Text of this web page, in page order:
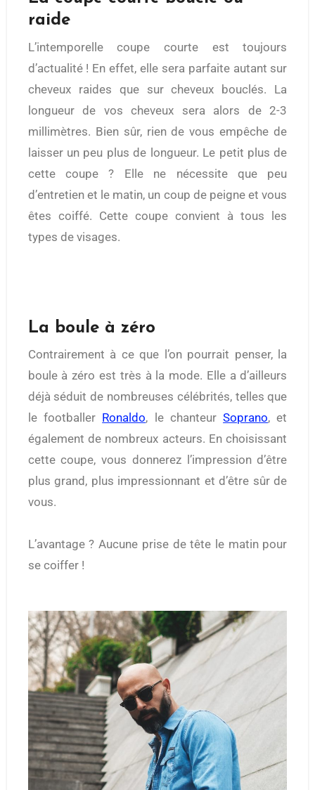
raide
L’intemporelle coupe courte est toujours
d’actualité ! En effet, elle sera parfaite autant sur
cheveux raides que sur cheveux bouclés. La
longueur de vos cheveux sera alors de 2-3
millimètres. Bien sûr, rien de vous empêche de
laisser un peu plus de longueur. Le petit plus de
cette coupe ? Elle ne nécessite que peu
d’entretien et le matin, un coup de peigne et vous
êtes coiffé. Cette coupe convient à tous les
types de visages.
La boule à zéro
Contrairement à ce que l’on pourrait penser, la
boule à zéro est très à la mode. Elle a d’ailleurs
déjà séduit de nombreuses célébrités, telles que
le footballer Ronaldo, le chanteurSoprano, et
également de nombreux acteurs. En choisissant
cette coupe, vous donnerez l’impression d’être
plus grand, plus impressionnant et d’être sûr de
vous.
L’avantage ? Aucune prise de tête le matin pour
se coiffer !